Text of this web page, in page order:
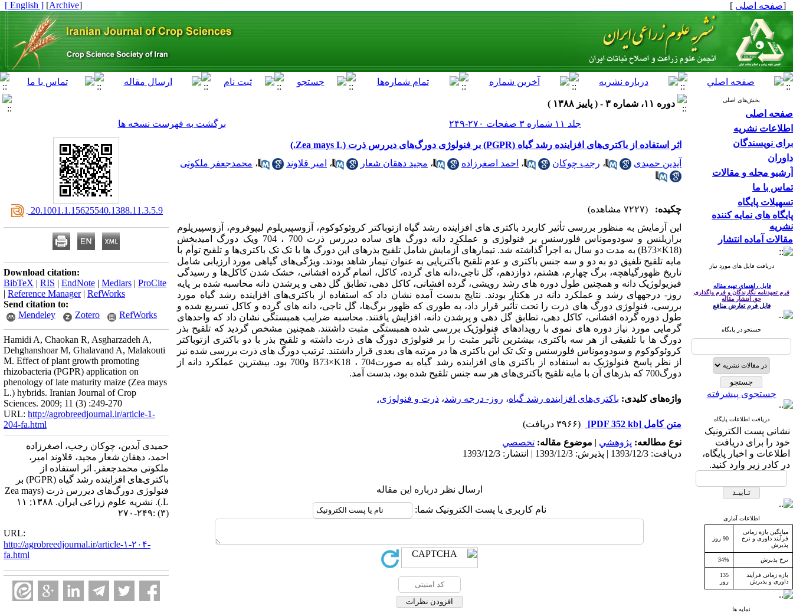
[صفحه اصلی ]
[
Archive
]
[ English ]
بخش‌های اصلی
صفحه اصلی
اطلاعات نشریه
برای نویسندگان
داوران
آرشیو مجله و مقالات
تماس با ما
تسهیلات پایگاه
پایگاه های نمایه کننده
نشریه
مقالات آماده انتشار
دریافت فایل های مورد نیاز
فایل راهنمای تهیه مقاله
فرم تعهدنامه نگارندگان و فرم واگذاری
حق انتشار مقاله
فایل فرم تعارض منافع
جستجو در پایگاه
جستجوی پیشرفته
دریافت اطلاعات پایگاه
نشانی پست الکترونیک
خود را برای دریافت
اطلاعات و اخبار پایگاه،
در کادر زیر وارد کنید.
اطلاعات آماری
میانگین بازه زمانی
فرآیند داوری و نرخ
پذیرش
90 روز
نرخ پذیرش 34%
بازه زمانی فرآیند
داوری و پذیرش
135
روز
نمایه ها
دوره ۱۱، شماره ۳ - ( پاييز ۱۳۸۸ )
جلد ۱۱ شماره ۳ صفحات ۲۷۰-۲۴۹
برگشت به فهرست نسخه ها
اثر استفاده از باکتری‌های افزاینده رشد گیاه (PGPR) بر فنولوژی دورگ‌های دیررس ذرت (Zea mays L.)
آیدین حمیدی
، رجب چوکان ، احمد اصغرزاده ، مجید دهقان شعار ، امیر قلاوند ، محمدجعفر ملکوتی
چکیده:
(۷۲۲۷ مشاهده)
این آزمایش به منظور بررسی تأثیر کاربرد باکتری های افزاینده رشد گیاه ازتوباکتر کروئوکوکوم، آزوسپیریلوم لیپوفروم، آزوسپیریلوم
برازیلنس و سودوموناس فلورسنس بر فنولوژی و عملکرد دانه دورگ های ساده دیررس ذرت 700 ، 704 ویک دورگ امیدبخش
(B73×K18) به مدت دو سال به اجرا گذاشته شد. تیمارهای آزمایش شامل تلقیح بذرهای این دورگ ها با تک تک باکتری‌ها و تلقیح توأم با
مایه تلقیح تلفیق دو به دو و سه جنس باکتری و عدم تلقیح باکتریایی به عنوان تیمار شاهد بودند. ویژگی‌های گیاهی مورد ارزیابی شامل
تاریخ ظهورگیاهچه، برگ چهارم، هشتم، دوازدهم، گل تاجی،دانه های گرده، کاکل، اتمام گرده افشانی، خشک شدن کاکل‌ها و رسیدگی
فیزیولوژیک دانه و همچنین طول دوره های رشد رویشی، گرده افشانی، کاکل دهی، تطابق گل دهی و پرشدن دانه محاسبه شده بر پایه
روز- درجههای رشد و عملکرد دانه در هکتار بودند. نتایج بدست آمده نشان داد که استفاده از باکتری‌های افزاینده رشد گیاه مورد
بررسی، فنولوژی دورگ های ذرت را تحت تأثیر قرار داد، به طوری که ظهور برگ‌ها، گل تاجی، دانه های گرده و کاکل تسریع شده و
طول دوره گرده افشانی، کاکل دهی، تطابق گل دهی و پرشدن دانه، افزایش یافتند. محاسبه ضرایب همبستگی نشان داد که واحدهای
گرمایی مورد نیاز دوره های نموی با رویدادهای فنولوژیک بررسی شده همبستگی مثبت داشتند. همچنین مشخص گردید که تلقیح بذر
دورگ ها با تلفیقی از هر سه باکتری، بیشترین تأثیر مثبت را بر فنولوژی دورگ های ذرت داشته و تلقیح بذر با دو باکتری ازتوباکتر
کروئوکوکوم و سودوموناس فلورسنس و تک تک این باکتری ها در مرتبه های بعدی قرار داشتند. ترتیب دورگ های ذرت بررسی شده نیز
از نظر پاسخ فنولوژیک به استفاده از باکتری های افزاینده رشد گیاه به صورت704 ، B73×K18 و700 بود. بیشترین عملکرد دانه از
دورگ700 که بذرهای آن با مایه تلقیح باکتری‌های هر سه جنس تلقیح شده بود، بدست آمد.
واژه‌های کلیدی: باکتری‌های افزاینده رشد گیاه، روز- درجه رشد، ذرت و فنولوژی.
متن کامل [PDF 352 kb]
(۳۹۶۶ دریافت)
نوع مطالعه: پژوهشي | موضوع مقاله: تخصصي
دریافت: 1393/12/3 | پذیرش: 1393/12/3 | انتشار: 1393/12/3
ارسال نظر درباره این مقاله
نام کاربری یا پست الکترونیک شما:
‎ 20.1001.1.15625540.1388.11.3.5.9
Download citation:
BibTeX | RIS | EndNote | Medlars | ProCite
| Reference Manager| RefWorks
Send citation to:
Mendeley
Zotero RefWorks
Hamidi A, Chaokan R, Asgharzadeh A,
Dehghanshoar M, Ghalavand A, Malakouti
M. Effect of plant growth promoting
rhizobacteria (PGPR) application on
phenology of late maturity maize (Zea mays
L.) hybrids. Iranian Journal of Crop
Sciences. 2009; 11 (3) :249-270
URL: http://agrobreedjournal.ir/article-1-
204-fa.html
حمیدی آیدین، چوکان رجب، اصغرزاده
احمد، دهقان شعار مجید، قلاوند امیر،
ملکوتی محمدجعفر. اثر استفاده از
باکتری‌های افزاینده رشد گیاه (PGPR) بر
فنولوژی دورگ‌های دیررس ذرت (Zea mays
L.). نشریه علوم زراعی ایران. ۱۳۸۸; ۱۱
(۳) :۲۴۹-۲۷۰
URL:
http://agrobreedjournal.ir/article-۱-۲۰۴-
fa.html